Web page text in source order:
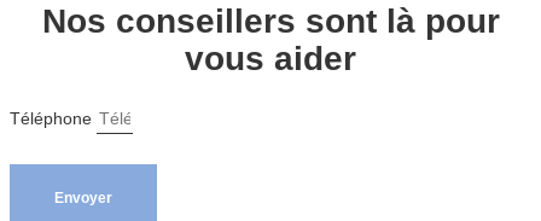
Nos conseillers sont là pour
vous aider
Téléphone
Envoyer